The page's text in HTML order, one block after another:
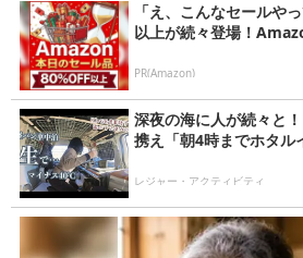
「え、こんなセールや
以上が続々登場！
PR(Amazon)
深夜の海に人が続々と
携え「朝4時までホタル
レジャー・アクティビティ